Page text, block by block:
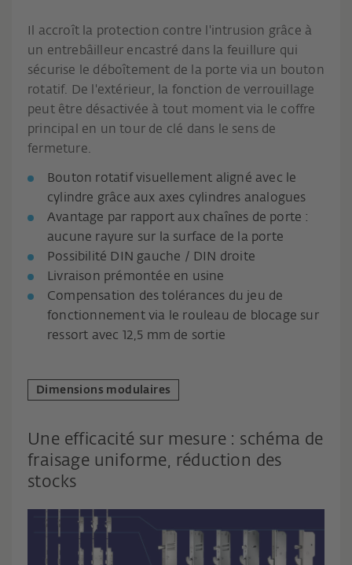
Il accroît la protection contre l'intrusion grâce à
un entrebâilleur encastré dans la feuillure qui
sécurise le déboîtement de la porte via un bouton
rotatif. De l'extérieur, la fonction de verrouillage
peut être désactivée à tout moment via le coffre
principal en un tour de clé dans le sens de
fermeture.
Bouton rotatif visuellement aligné avec le
cylindre grâce aux axes cylindres analogues
Avantage par rapport aux chaînes de porte :
aucune rayure sur la surface de la porte
Possibilité DIN gauche / DIN droite
Livraison prémontée en usine
Compensation des tolérances du jeu de
fonctionnement via le rouleau de blocage sur
ressort avec 12,5 mm de sortie
Dimensions modulaires
Une efficacité sur mesure : schéma de
fraisage uniforme, réduction des
stocks